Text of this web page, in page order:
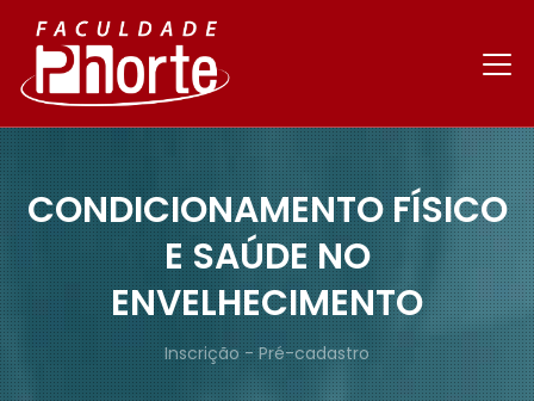
CONDICIONAMENTO FÍSICO
E SAÚDE NO
ENVELHECIMENTO
Inscrição - Pré-cadastro